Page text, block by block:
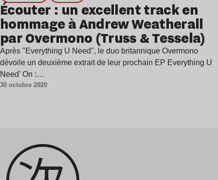
Écouter : un excellent track en
hommage à Andrew Weatherall
par Overmono (Truss & Tessela)
Après "Everything U Need", le duo britannique Overmono
dévoile un deuxième extrait de leur prochain EP Everything U
Need’ On :…
30 octobre 2020